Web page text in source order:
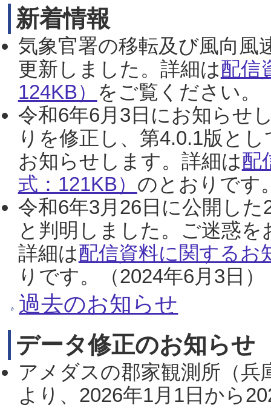
新着情報
気象官署の移転及び風向風
更新しました。詳細は配信
124KB） をご覧ください。
令和6年6月3日にお知らせ
りを修正し、第4.0.1版と
お知らせします。詳細は配
式：121KB） のとおりです
令和6年3月26日に公開し
と判明しました。ご迷惑
詳細は配信資料に関するお
りです。（2024年6月3日）
過去のお知らせ
データ修正のお知らせ
アメダスの郡家観測所（
より、2026年1月1日から